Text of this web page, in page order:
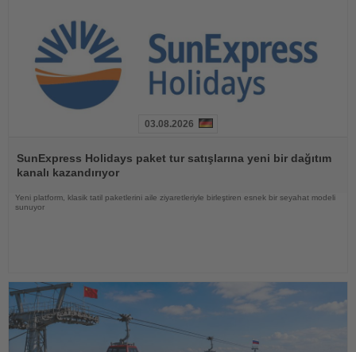
Oku
03.08.2026
SunExpress Holidays paket tur satışlarına yeni bir dağıtım
kanalı kazandırıyor
Yeni platform, klasik tatil paketlerini aile ziyaretleriyle birleştiren esnek bir seyahat modeli
sunuyor